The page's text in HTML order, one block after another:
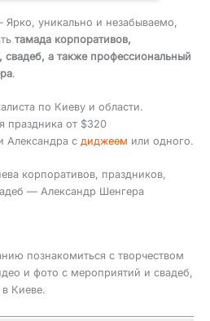
Ярко, уникально и незабываемо,
тамада корпоративов,
а также профессиональный
.
по Киеву и области.
праздника от $320
Александра с диджеем или одного.
корпоративов, праздников,
— Александр Шенгера
познакомиться с творчеством
и фото с мероприятий и свадеб,
Киеве.